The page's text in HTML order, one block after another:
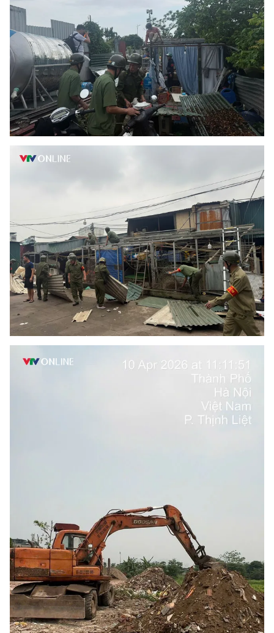
Tổng Biên tập:
Phó Tổng Biên tập:Nguyễn Thị Mỹ Hạnh, Phạm Quốc Thắng,
Nguyễn Trọng Ninh
Tổng đài VTV:024.38 355 931 - 024.38 355 932
Ðiện thoại Thời báo VTV:024.66 897 897
Email: toasoan@vtv.vn
Liên hệ quảng cáo:024-7300.7108
® Cấm sao chép dưới mọi hình thức nếu không có sự chấp
thuận bằng văn bản. Ghi rõ nguồn VTV.vn khi phát hành lại
thông tin từ website này.